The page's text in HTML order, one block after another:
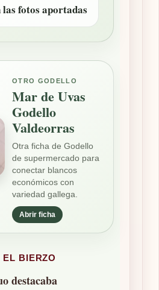
fotos aportadas
OTRO GODELLO
Mar de Uvas
Godello
Valdeorras
Otra ficha de Godello
de supermercado para
conectar blancos
económicos con
variedad gallega.
Abrir ficha
BIERZO
destacaba